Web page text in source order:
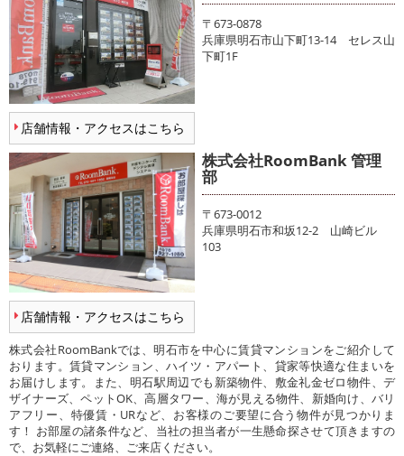
店舗情報・アクセスはこちら
〒673-0878
兵庫県明石市山下町13-14 セレス山
下町1F
店舗情報・アクセスはこちら
株式会社RoomBank 管理
部
〒673-0012
兵庫県明石市和坂12-2 山崎ビル
103
株式会社RoomBankでは、明石市を中心に賃貸マンションをご紹介して
おります。賃貸マンション、ハイツ・アパート、貸家等快適な住まいを
お届けします。また、明石駅周辺でも新築物件、敷金礼金ゼロ物件、デ
ザイナーズ、ペットOK、高層タワー、海が見える物件、新婚向け、バリ
アフリー、特優賃・URなど、お客様のご要望に合う物件が見つかりま
す！ お部屋の諸条件など、当社の担当者が一生懸命探させて頂きますの
で、お気軽にご連絡、ご来店ください。